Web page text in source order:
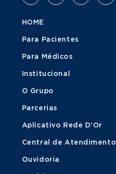
HOME
Para Pacientes
Para Médicos
Institucional
O Grupo
Parcerias
Aplicativo Rede D'Or
Central de Atendimento
Ouvidoria